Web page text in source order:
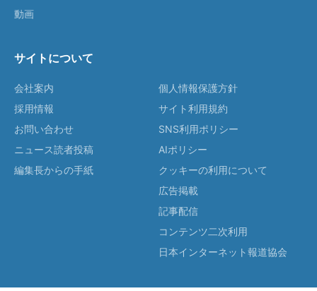
動画
サイトについて
会社案内
採用情報
お問い合わせ
ニュース読者投稿
編集長からの手紙
個人情報保護方針
サイト利用規約
SNS利用ポリシー
AIポリシー
クッキーの利用について
広告掲載
記事配信
コンテンツ二次利用
日本インターネット報道協会